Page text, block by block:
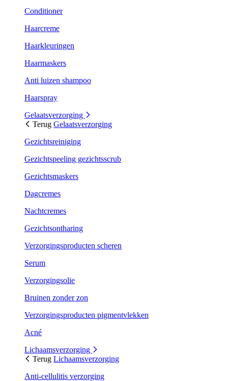
Conditioner
Haarcreme
Haarkleuringen
Haarmaskers
Anti luizen shampoo
Haarspray
Gelaatsverzorging
Terug Gelaatsverzorging
Gezichtsreiniging
Gezichtspeeling gezichtsscrub
Gezichtsmaskers
Dagcremes
Nachtcremes
Gezichtsontharing
Verzorgingsproducten scheren
Serum
Verzorgingsolie
Bruinen zonder zon
Verzorgingsproducten pigmentvlekken
Acné
Lichaamsverzorging
Terug Lichaamsverzorging
Anti-cellulitis verzorging